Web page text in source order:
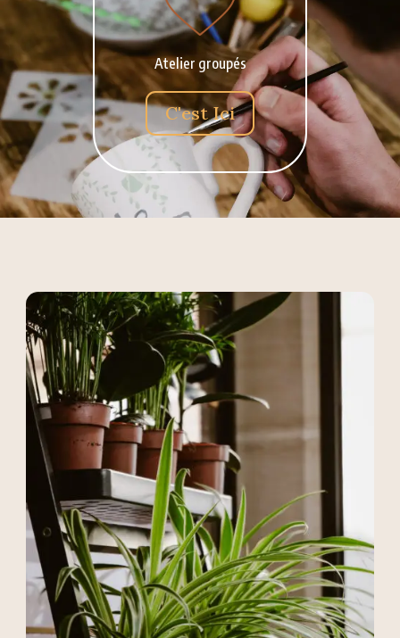
Atelier groupés
C'est Ici